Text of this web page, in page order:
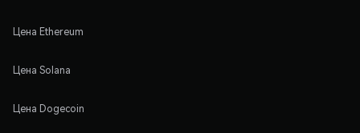
Цена Ethereum
Цена Solana
Цена Dogecoin